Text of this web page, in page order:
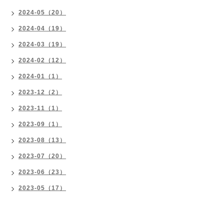
2024-05（20）
2024-04（19）
2024-03（19）
2024-02（12）
2024-01（1）
2023-12（2）
2023-11（1）
2023-09（1）
2023-08（13）
2023-07（20）
2023-06（23）
2023-05（17）